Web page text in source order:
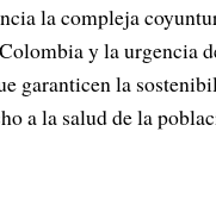
la compleja
y la urgencia
garanticen la
a la salud de la